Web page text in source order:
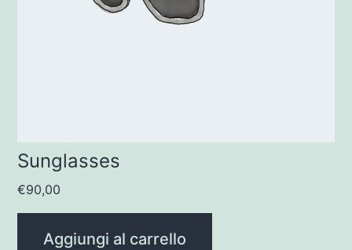
Sunglasses
€90,00
Aggiungi al carrello